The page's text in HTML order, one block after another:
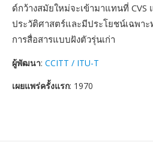
ด์กว้างสมัยใหม่จะเข้ามาแทนที่
ประวัติศาสตร์และมีประโยชน์เฉพา
การสื่อสารแบบฝังตัวรุ่นเก่า
ผู้พัฒนา: CCITT / ITU-T
เผยแพร่ครั้งแรก: 1970